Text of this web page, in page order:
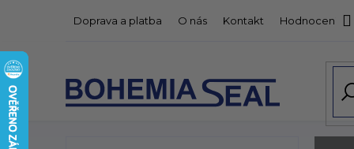
Doprava a platba O nás Kontakt Hodnocení